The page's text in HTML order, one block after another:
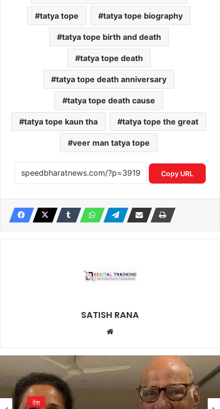
tatya tope tatya tope biography
tatya tope birth and death
tatya tope death
tatya tope death anniversary
tatya tope death cause
tatya tope kaun tha tatya tope the great
veer man tatya tope
Copy URL
SATISH RANA
देश